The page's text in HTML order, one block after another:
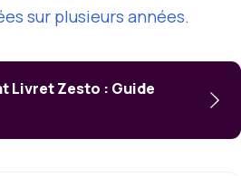
sur plusieurs années.
Livret Zesto : Guide